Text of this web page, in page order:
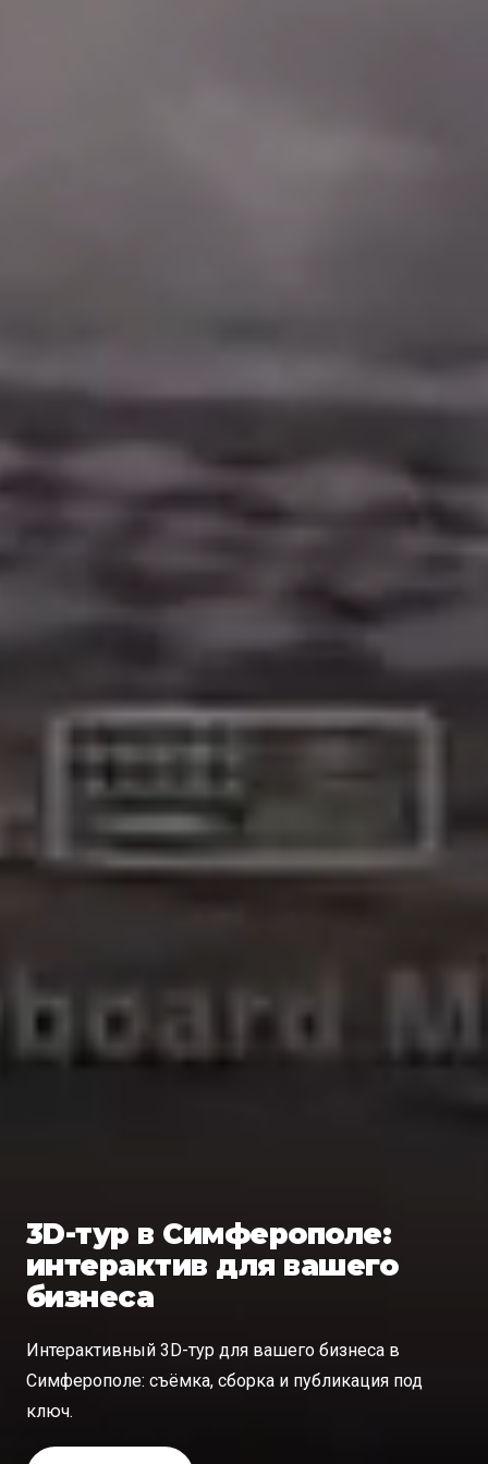
3D-тур в Симферополе:
интерактив для вашего
бизнеса
Интерактивный 3D-тур для вашего бизнеса в
Симферополе: съёмка, сборка и публикация под
ключ.